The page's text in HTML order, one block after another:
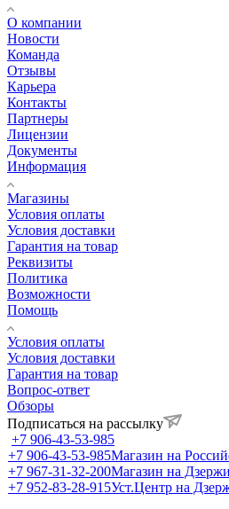
О компании
Новости
Команда
Отзывы
Карьера
Контакты
Партнеры
Лицензии
Документы
Информация
Магазины
Условия оплаты
Условия доставки
Гарантия на товар
Реквизиты
Политика
Возможности
Помощь
Условия оплаты
Условия доставки
Гарантия на товар
Вопрос-ответ
Обзоры
Подписаться на рассылку
+7 906-43-53-985
+7 906-43-53-985Магазин на
+7 967-31-32-200Магазин на
+7 952-83-28-915Уст.Центр на